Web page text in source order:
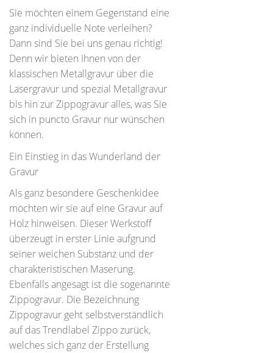
Sie möchten einem Gegenstand eine
ganz individuelle Note verleihen?
Dann sind Sie bei uns genau richtig!
Denn wir bieten Ihnen von der
klassischen Metallgravur über die
Lasergravur und spezial Metallgravur
bis hin zur Zippogravur alles, was Sie
sich in puncto Gravur nur wünschen
können.
Ein Einstieg in das Wunderland der
Gravur
Als ganz besondere Geschenkidee
möchten wir sie auf eine Gravur auf
Holz hinweisen. Dieser Werkstoff
überzeugt in erster Linie aufgrund
seiner weichen Substanz und der
charakteristischen Maserung.
Ebenfalls angesagt ist die sogenannte
Zippogravur. Die Bezeichnung
Zippogravur geht selbstverständlich
auf das Trendlabel Zippo zurück,
welches sich ganz der Erstellung